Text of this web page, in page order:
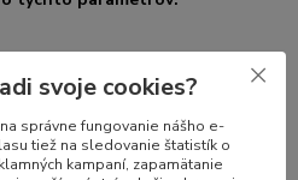
svoje cookies?
správne fungovanie nášho e-
tiež na sledovanie štatistík o
kampaní, zapamätanie